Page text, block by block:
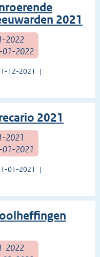
2021
2022
01-2022
12-2021
2021
2021
01-2021
01-2021
2022